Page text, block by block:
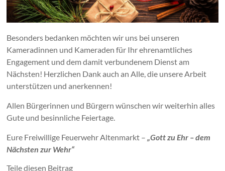
Besonders bedanken möchten wir uns bei unseren
Kameradinnen und Kameraden für Ihr ehrenamtliches
Engagement und dem damit verbundenem Dienst am
Nächsten! Herzlichen Dank auch an Alle, die unsere Arbeit
unterstützen und anerkennen!
Allen Bürgerinnen und Bürgern wünschen wir weiterhin alles
Gute und besinnliche Feiertage.
Eure Freiwillige Feuerwehr Altenmarkt – „Gott zu Ehr – dem
Nächsten zur Wehr“
Teile diesen Beitrag